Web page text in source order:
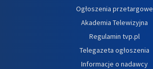
Ogłoszenia przetargowe
Akademia Telewizyjna
Regulamin tvp.pl
Telegazeta ogłoszenia
Informacje o nadawcy